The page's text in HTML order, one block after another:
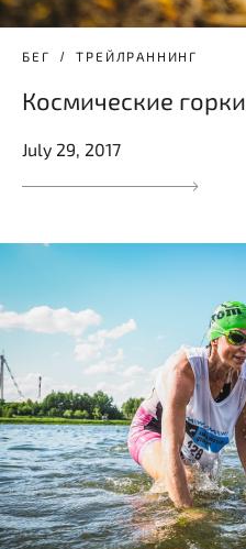
БЕГ ТРЕЙЛРАННИНГ
Космические горки
July 29, 2017